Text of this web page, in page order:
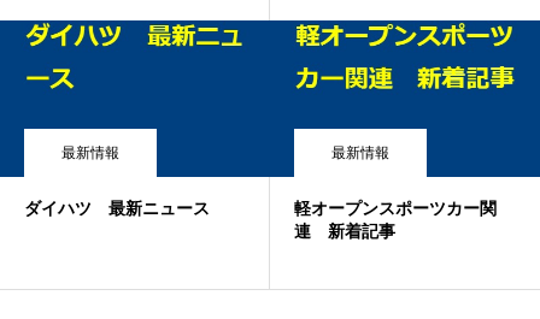
最新情報
ダイハツ 最新ニュース
最新情報
軽オープンスポーツカー関
連 新着記事